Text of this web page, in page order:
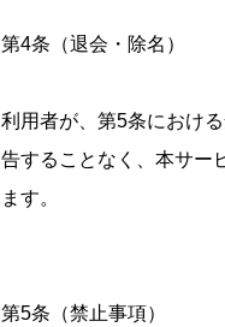
第4条（退会・除名）
利用者が、第5条におけ
告することなく、本サー
ます。
第5条（禁止事項）